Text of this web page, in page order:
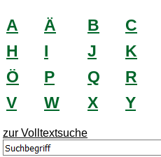
A Ä B C
H
I J K
Ö
P Q R
V
W X Y
zur Volltextsuche